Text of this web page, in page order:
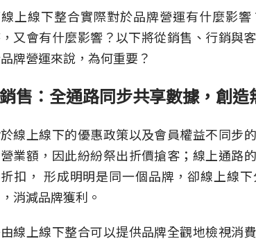
上線下整合實際對於品牌營運有什麼影
又會有什麼影響？以下將從銷售、行銷與
牌營運來說，為何重要？
售：全通路同步共享數據，創造
線上線下的優惠政策以及會員權益不同步
業額，因此紛紛祭出折價搶客；線上通路
扣， 形成明明是同一個品牌，卻線上線
消減品牌獲利。
線上線下整合可以提供品牌全觀地檢視消